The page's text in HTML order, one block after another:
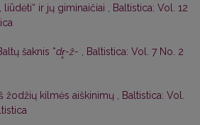
liūdėti“ ir jų giminaičiai , Baltistica: Vol. 12
šaknis *dr̥-ž- , Baltistica: Vol. 7 No. 2
žodžių kilmės aiškinimų , Baltistica: Vol.